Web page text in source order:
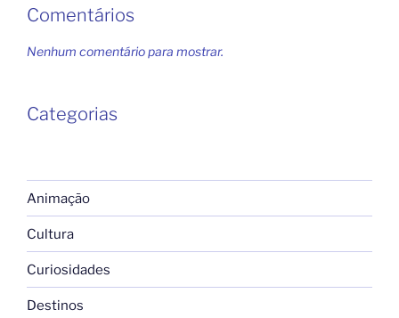
Comentários
Nenhum comentário para mostrar.
Categorias
Animação
Cultura
Curiosidades
Destinos